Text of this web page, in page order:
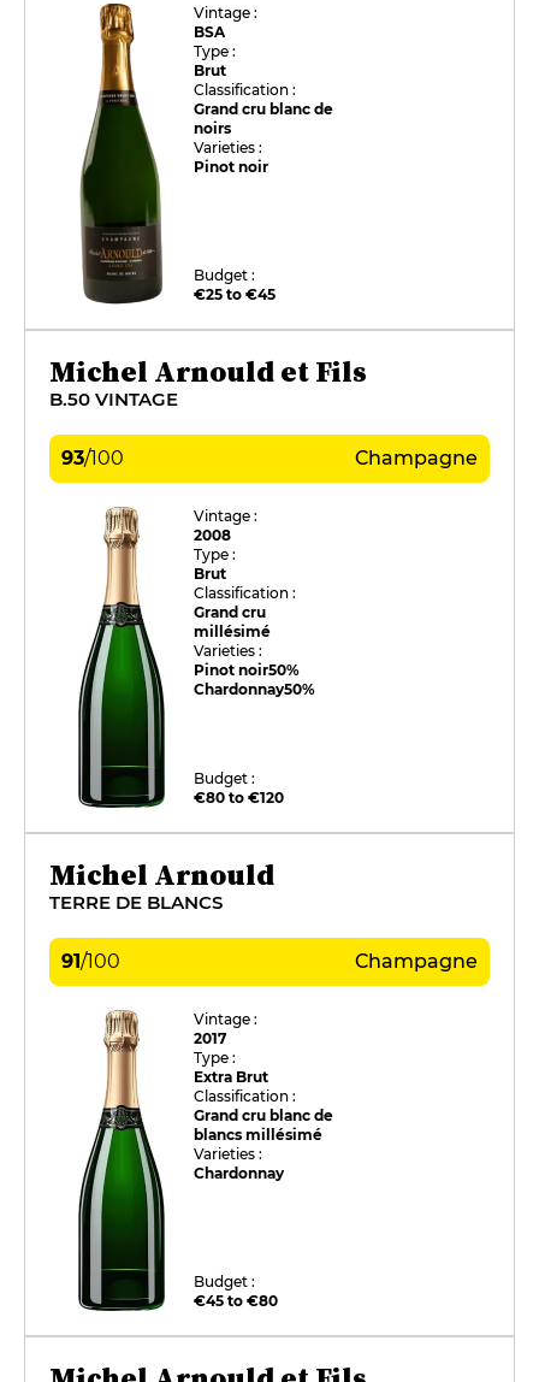
Vintage :
BSA
Type :
Brut
Classification :
Grand cru blanc de
noirs
Varieties :
Pinot noir
Budget :
€25 to €45
Michel Arnould et Fils
B.50 VINTAGE
93/100 Champagne
Vintage :
2008
Type :
Brut
Classification :
Grand cru
millésimé
Varieties :
Pinot noir50%
Chardonnay50%
Budget :
€80 to €120
Michel Arnould
TERRE DE BLANCS
91/100 Champagne
Vintage :
2017
Type :
Extra Brut
Classification :
Grand cru blanc de
blancs millésimé
Varieties :
Chardonnay
Budget :
€45 to €80